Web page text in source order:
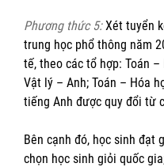
Phương thức 5:Xét tuyển
trung học phổ thông năm
tế, theo các tổ hợp: Toán
Vật lý – Anh; Toán – Hóa
tiếng Anh được quy đổi từ
Bên cạnh đó, học sinh đạt
chọn học sinh giỏi quốc